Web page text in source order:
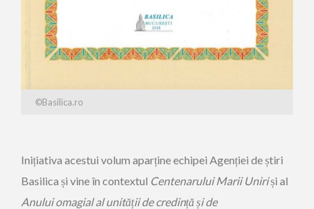
©Basilica.ro
Inițiativa acestui volum aparține echipei Agenției de știri
Basilica și vine în contextul Centenarului Marii Uniriși al
Anului omagial al unității de credință și de